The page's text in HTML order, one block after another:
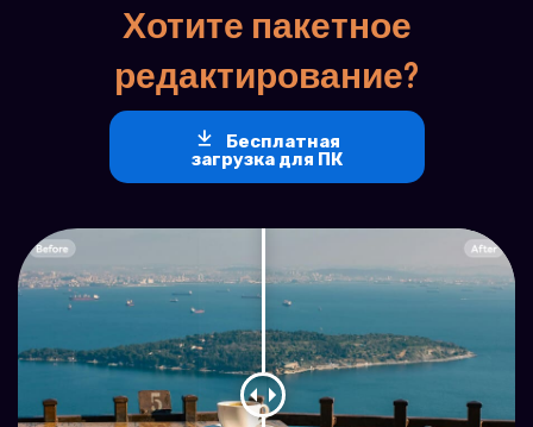
Хотите пакетное
редактирование?
Бесплатная
загрузка для ПК